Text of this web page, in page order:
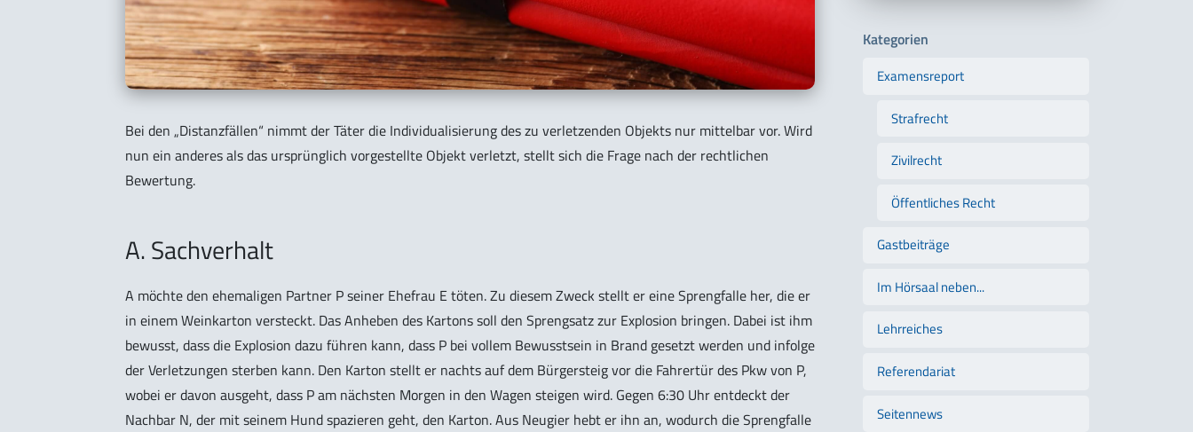
Bei den „Distanzfällen“ nimmt der Täter die Individualisierung des zu verletzenden Objekts nur mittelbar vor. Wird
nun ein anderes als das ursprünglich vorgestellte Objekt verletzt, stellt sich die Frage nach der rechtlichen
Bewertung.
A. Sachverhalt
A möchte den ehemaligen Partner P seiner Ehefrau E töten. Zu diesem Zweck stellt er eine Sprengfalle her, die er
in einem Weinkarton versteckt. Das Anheben des Kartons soll den Sprengsatz zur Explosion bringen. Dabei ist ihm
bewusst, dass die Explosion dazu führen kann, dass P bei vollem Bewusstsein in Brand gesetzt werden und infolge
der Verletzungen sterben kann. Den Karton stellt er nachts auf dem Bürgersteig vor die Fahrertür des Pkw von P,
wobei er davon ausgeht, dass P am nächsten Morgen in den Wagen steigen wird. Gegen 6:30 Uhr entdeckt der
Nachbar N, der mit seinem Hund spazieren geht, den Karton. Aus Neugier hebt er ihn an, wodurch die Sprengfalle
Kategorien
Examensreport
Strafrecht
Zivilrecht
Öffentliches Recht
Gastbeiträge
Im Hörsaal neben...
Lehrreiches
Referendariat
Seitennews